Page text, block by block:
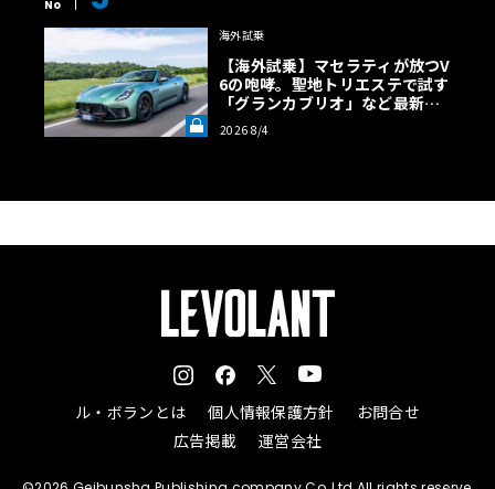
No
海外試乗
【海外試乗】マセラティが放つV
6の咆哮。聖地トリエステで試す
「グランカブリオ」など最新ト
ロフェオ3台の官能評価《LE VO
LANT LAB》
2026 8/4
ル・ボランとは 個人情報保護方針
お問合せ
広告掲載
運営会社